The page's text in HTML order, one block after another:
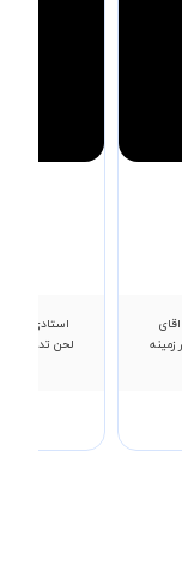
استادی با بی
لحن تدریس